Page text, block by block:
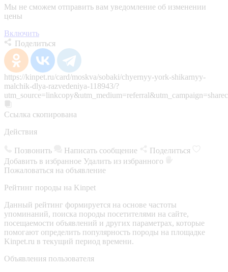
Мы не сможем отправить вам уведомление об изменении
цены
Включить
Поделиться
https://kinpet.ru/card/moskva/sobaki/chyernyy-york-shikarnyy-
malchik-dlya-razvedeniya-118943/?
Ссылка скопирована
Действия
Позвонить Написать сообщение
Поделиться
Добавить в избранное Удалить из избранного
Пожаловаться на объявление
Рейтинг породы на Kinpet
Данный рейтинг формируется на основе частоты
упоминаний, поиска породы посетителями на сайте,
посещаемости объявлений и других параметрах, которые
помогают определить популярность породы на площадке
Kinpet.ru в текущий период времени.
Объявления пользователя